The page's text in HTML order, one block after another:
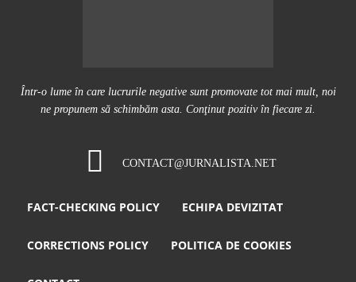
Într-o lume în care lucrurile negative sunt promovate tot mai mult, noi
ne propunem să schimbăm asta. Conţinut pozitiv în fiecare zi.
CONTACT@JURNALISTA.NET
FACT-CHECKING POLICY ECHIPA DEVIZITAT
CORRECTIONS POLICY POLITICA DE COOKIES